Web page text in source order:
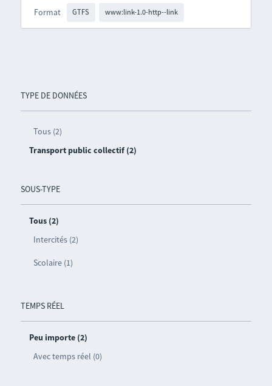
TYPE DE DONNÉES
Tous (2)
Transport public collectif (2)
SOUS-TYPE
Tous (2)
Intercités (2)
Scolaire (1)
TEMPS RÉEL
Peu importe (2)
Avec temps réel (0)
Format GTFS www:link-1.0-http--link